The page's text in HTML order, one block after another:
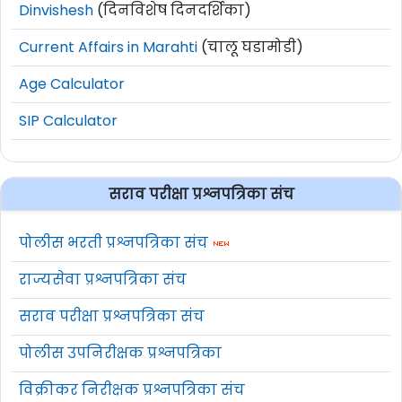
of India Jobs 2026 :
या भरतीकरिता
ऑनलाईन अर्ज
वेबसाईट वर करायचा आहे.
ऑनलाईन अर्ज करण्याचा अंतिम दिनांक23 मार्च
आहे.
सविस्तर माहितीसाठी व अर्ज करण्यापूर्वी कृपया
अधिक माहितीwww.centralbankofindia.co.in
वेबसाईट वर दिलेली आहे.
Adv Date: 02/03/26(English Version)
Dinvishesh (दिनविशेष दिनदर्शिका)
Current Affairs in Marahti (चालू घडामोडी)
Age Calculator
SIP Calculator
सराव परीक्षा प्रश्नपत्रिका संच
पोलीस भरती प्रश्नपत्रिका संच
राज्यसेवा प्रश्नपत्रिका संच
सराव परीक्षा प्रश्नपत्रिका संच
पोलीस उपनिरीक्षक प्रश्नपत्रिका
विक्रीकर निरीक्षक प्रश्नपत्रिका संच